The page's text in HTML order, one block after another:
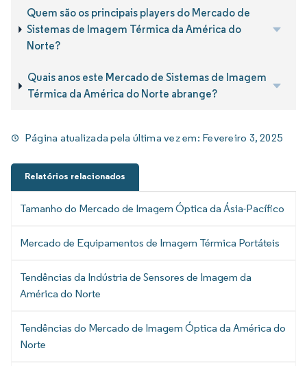
Quem são os principais players do Mercado de
Sistemas de Imagem Térmica da América do
Norte?
Quais anos este Mercado de Sistemas de Imagem
Térmica da América do Norte abrange?
Página atualizada pela última vez em: Fevereiro 3, 2025
Relatórios relacionados
Tamanho do Mercado de Imagem Óptica da Ásia-Pacífico
Mercado de Equipamentos de Imagem Térmica Portáteis
Tendências da Indústria de Sensores de Imagem da
América do Norte
Tendências do Mercado de Imagem Óptica da América do
Norte